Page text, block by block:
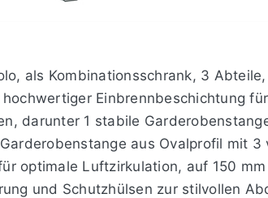
als Kombinationsschrank, 3
Einbrennbeschichtung
darunter 1 stabile
aus Ovalprofil mit
optimale Luftzirkulation, auf 150
und Schutzhülsen zur stilvollen